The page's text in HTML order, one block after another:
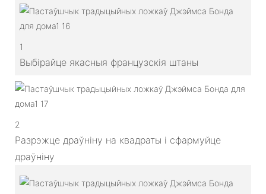
1
Выбірайце якасныя французскія штаны
2
Разрэжце драўніну на квадраты і сфармуйце
драўніну